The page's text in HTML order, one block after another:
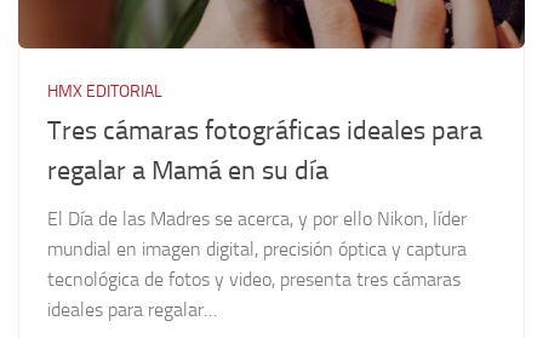
HMX EDITORIAL
Tres cámaras fotográficas ideales para
regalar a Mamá en su día
El Día de las Madres se acerca, y por ello Nikon, líder
mundial en imagen digital, precisión óptica y captura
tecnológica de fotos y video, presenta tres cámaras
ideales para regalar…